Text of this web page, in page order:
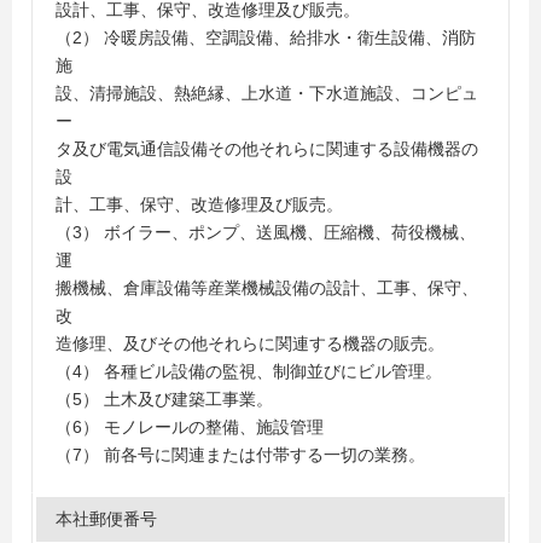
設計、工事、保守、改造修理及び販売。
（2） 冷暖房設備、空調設備、給排水・衛生設備、消防
施
設、清掃施設、熱絶縁、上水道・下水道施設、コンピュ
ー
タ及び電気通信設備その他それらに関連する設備機器の
設
計、工事、保守、改造修理及び販売。
（3） ボイラー、ポンプ、送風機、圧縮機、荷役機械、
運
搬機械、倉庫設備等産業機械設備の設計、工事、保守、
改
造修理、及びその他それらに関連する機器の販売。
（4） 各種ビル設備の監視、制御並びにビル管理。
（5） 土木及び建築工事業。
（6） モノレールの整備、施設管理
（7） 前各号に関連または付帯する一切の業務。
本社郵便番号